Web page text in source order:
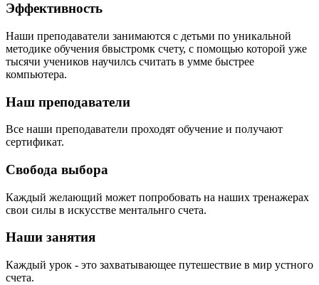
Эффективность
Наши преподаватели занимаются с детьми по уникальной
методике обучения бвыстромк счету, с помощью которой уже
тысячи учеников научилсь считать в умме быстрее
компьютера.
Наш преподаватели
Все наши преподаватели проходят обучение и получают
сертификат.
Свобода выбора
Каждый желающий может попробовать на наших тренажерах
свои силы в искусстве ментальнго счета.
Наши занятия
Каждый урок - это захватывающее путешествие в мир устного
счета.